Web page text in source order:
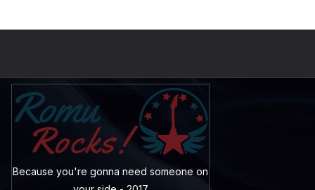
Because you're gonna need someone on